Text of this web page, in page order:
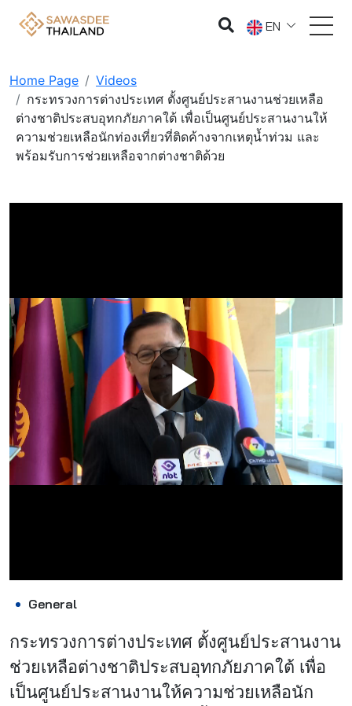
EN
Home Page
Videos
กระทรวงการต่างประเทศ ตั้งศูนย์ประสานงานช่วยเหลือ
ต่างชาติประสบอุทกภัยภาคใต้ เพื่อเป็นศูนย์ประสานงานให้
ความช่วยเหลือนักท่องเที่ยวที่ติดค้างจากเหตุน้ำท่วม และ
พร้อมรับการช่วยเหลือจากต่างชาติด้วย
General
กระทรวงการต่างประเทศ ตั้งศูนย์ประสานงาน
ช่วยเหลือต่างชาติประสบอุทกภัยภาคใต้ เพื่อ
เป็นศูนย์ประสานงานให้ความช่วยเหลือนัก